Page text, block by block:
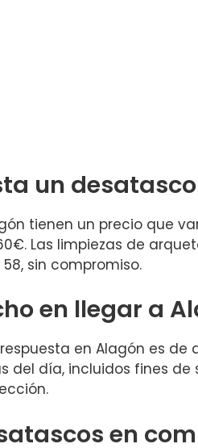
un
tienen un precio que
Las limpiezas de
sin compromiso.
en llegar a
en Alagón es
del día, incluidos fines
en